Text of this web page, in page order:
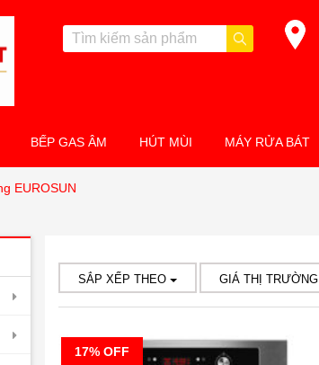
BẾP GAS ÂM HÚT MÙI MÁY RỬA BÁT
EUROSUN
SẮP XẾP THEO GIÁ THỊ TRƯỜNG
17% OFF